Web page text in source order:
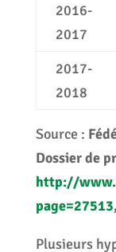
2016-
2017
2017-
2018
Source :
Dossier de
http://
page=27513
Plusieurs